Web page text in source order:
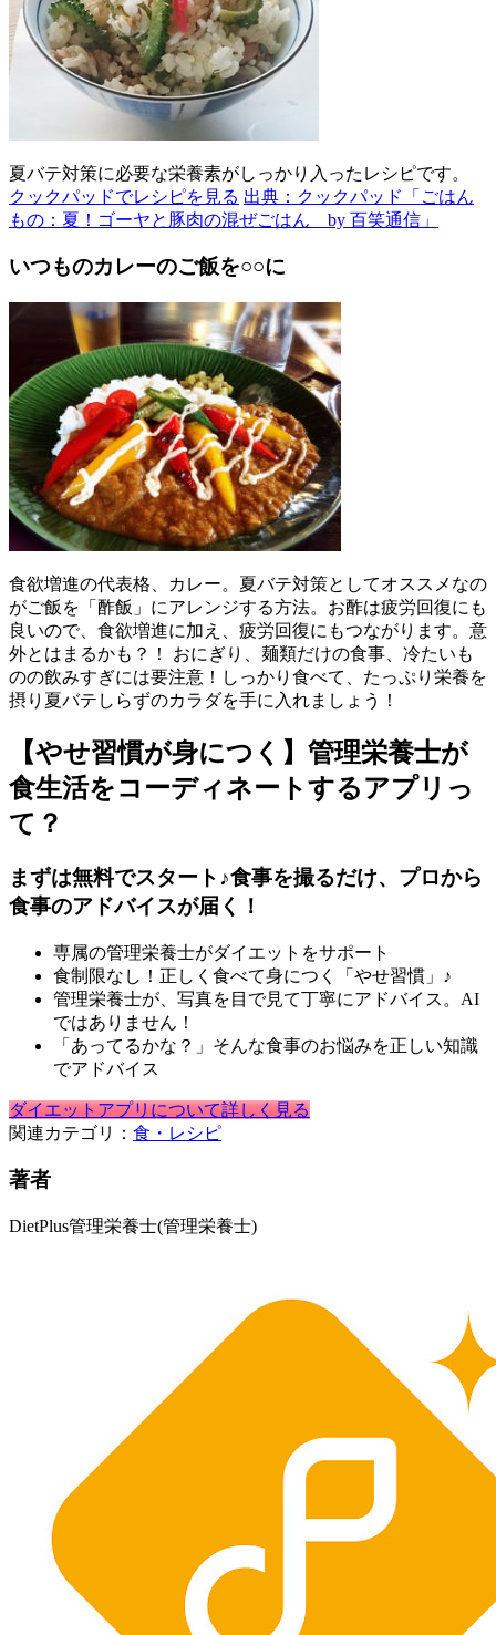
夏バテ対策に必要な栄養素がしっかり入ったレシピです。
クックパッドでレシピを見る 出典：クックパッド「ごはん
もの：夏！ゴーヤと豚肉の混ぜごはん by 百笑通信」
いつものカレーのご飯を○○に
食欲増進の代表格、カレー。夏バテ対策としてオススメなの
がご飯を「酢飯」にアレンジする方法。お酢は疲労回復にも
良いので、食欲増進に加え、疲労回復にもつながります。意
外とはまるかも？！ おにぎり、麺類だけの食事、冷たいも
のの飲みすぎには要注意！しっかり食べて、たっぷり栄養を
摂り夏バテしらずのカラダを手に入れましょう！
【やせ習慣が身につく】管理栄養士が
食生活をコーディネートするアプリっ
て？
まずは無料でスタート♪食事を撮るだけ、プロから
食事のアドバイスが届く！
専属の管理栄養士がダイエットをサポート
食制限なし！正しく食べて身につく「やせ習慣」♪
管理栄養士が、写真を目で見て丁寧にアドバイス。AI
ではありません！
「あってるかな？」そんな食事のお悩みを正しい知識
でアドバイス
ダイエットアプリについて詳しく見る
関連カテゴリ： 食・レシピ
著者
DietPlus管理栄養士(管理栄養士)